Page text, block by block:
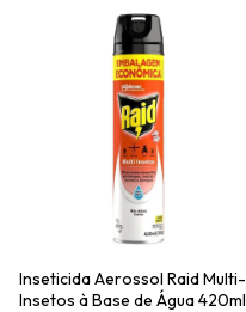
Inseticida Aerossol Raid Multi-
Insetos à Base de Água 420ml